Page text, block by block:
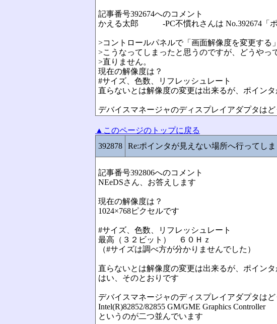
記事番号392674へのコメント
かえる太郎 -PC不慣れさんは No.392674「ポ
>コントロールパネルで「画面解像度を変更する
>こうなってしまったと思うのですが、どうやっ
>直りません。
現在の解像度は？
#サイズ、色数、リフレッシュレート
直らないとは解像度の変更は出来るが、ポイン
デバイスマネージャのディスプレイアダプタはど
▲このページのトップに戻る
392878
Re:ポインタが見えない場所へ行ってしま
記事番号392806へのコメント
NEeDSさん、お答えします
現在の解像度は？
1024×768ピクセルです
#サイズ、色数、リフレッシュレート
最高（３２ビット） ６０Ｈｚ
（#サイズは調べ方が分かりませんでした）
直らないとは解像度の変更は出来るが、ポイン
はい、そのとおりです
デバイスマネージャのディスプレイアダプタはど
Intel(R)82852/82855 GM/GME Graphics Controller
というのが二つ並んでいます